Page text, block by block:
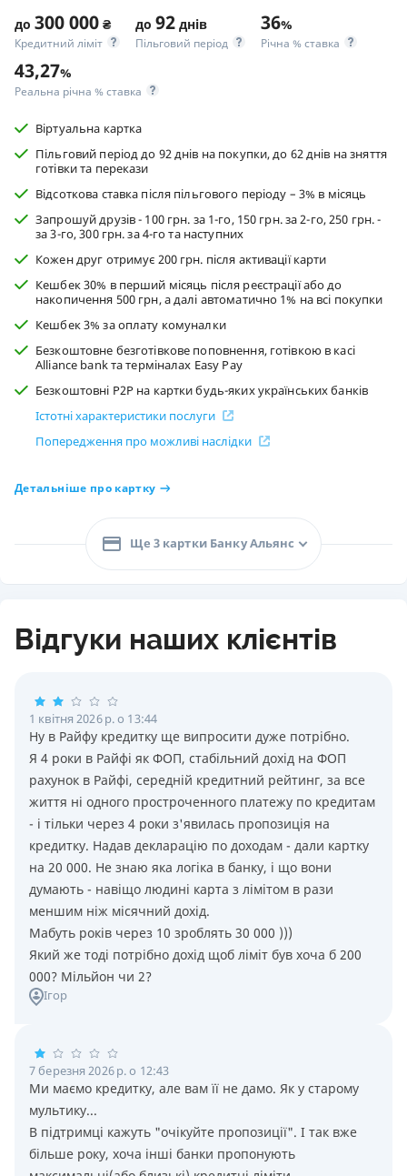
до 300 000 ₴
Кредитний ліміт
до 92 днів
Пільговий період
36%
Річна % ставка
43,27%
Реальна річна % ставка
Віртуальна картка
Пільговий період до 92 днів на покупки, до 62 днів на зняття
готівки та перекази
Відсоткова ставка після пільгового періоду – 3% в мiсяць
Запрошуй друзів - 100 грн. за 1-го, 150 грн. за 2-го, 250 грн. -
за 3-го, 300 грн. за 4-го та наступних
Кожен друг отримує 200 грн. після активації карти
Кешбек 30% в перший місяць після реєстрації або до
накопичення 500 грн, а далі автоматично 1% на всі покупки
Кешбек 3% за оплату комуналки
Безкоштовне безготівкове поповнення, готівкою в касі
Alliance bank та терміналах Easy Pay
Безкоштовні P2P на картки будь-яких українських банків
Істотні характеристики послуги
Попередження про можливі наслідки
Детальніше про картку
Ще 3 картки Банку Альянс
Відгуки наших клієнтів
1 квітня 2026 р. о 13:44
Ну в Райфу кредитку ще випросити дуже потрiбно.
Я 4 роки в Райфi як ФОП, стабiльний дохiд на ФОП
рахунок в Райфi, середнiй кредитний рейтинг, за все
життя нi одного простроченного платежу по кредитам
- i тiльки через 4 роки з'явилась пропозицiя на
кредитку. Надав декларацiю по доходам - дали картку
на 20 000. Не знаю яка логiка в банку, i що вони
думають - навiщо людинi карта з лiмiтом в рази
меншим нiж мiсячний дохiд.
Мабуть рокiв через 10 зроблять 30 000 )))
Який же тодi потрiбно дохiд щоб лiмiт був хоча б 200
000? Мiльйон чи 2?
Ігор
7 березня 2026 р. о 12:43
Ми маємо кредитку, але вам її не дамо. Як у старому
мультику...
В підтримці кажуть "очікуйте пропозиції". І так вже
більше року, хоча інші банки пропонують